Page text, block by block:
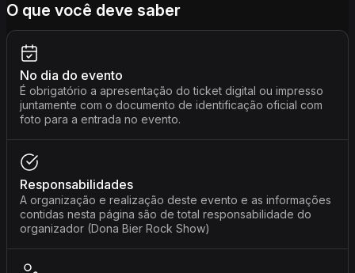
O que você deve saber
No dia do evento
É obrigatório a apresentação do ticket digital ou impresso
juntamente com o documento de identificação oficial com
foto para a entrada no evento.
Responsabilidades
A organização e realização deste evento e as informações
contidas nesta página são de total responsabilidade do
organizador (Dona Bier Rock Show)